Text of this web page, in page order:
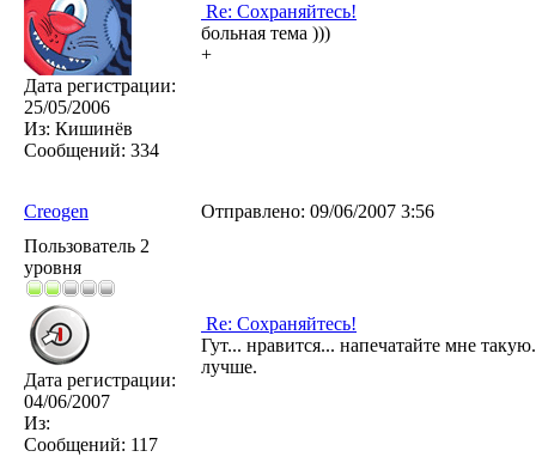
Дата регистрации:
25/05/2006
Из: Кишинёв
Сообщений: 334
Re: Сохраняйтесь!
больная тема )))
+
Creogen Отправлено: 09/06/2007 3:56
Пользователь 2
уровня
Дата регистрации:
04/06/2007
Из:
Сообщений: 117
Re: Сохраняйтесь!
Гут... нравится... напечатайте мне
лучше.